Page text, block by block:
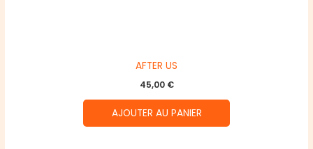
AFTER US
45,00 €
AJOUTER AU PANIER